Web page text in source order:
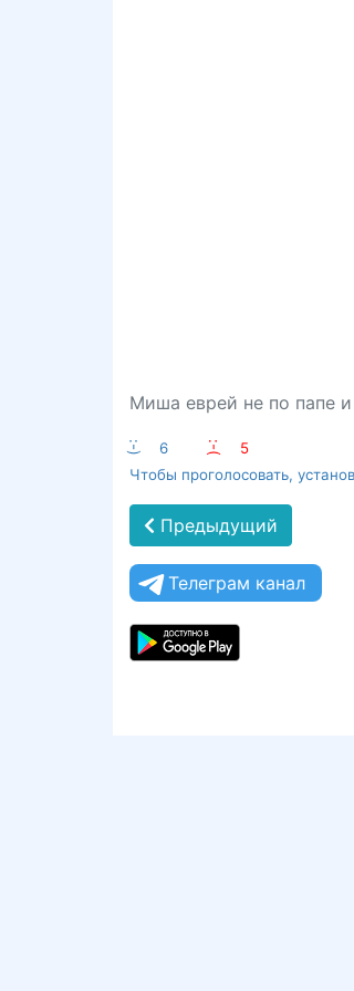
Миша еврей не по папе
:-) 6 :-(
5
Чтобы проголосовать,
Предыдущий
Телеграм канал